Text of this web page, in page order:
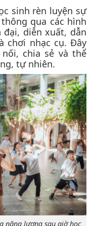
sinh rèn luyện sự
qua các hình
diễn xuất, dẫn
chơi nhạc cụ. Đây
chia sẻ và thể
tự nhiên.
năng lượng sau giờ học